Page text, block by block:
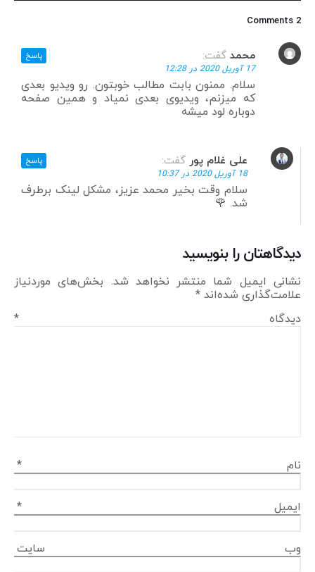
2 Comments
محمد گفت:
17 آوریل 2020 در 12:28
سلام. ممنون بابت مطالب خوبتون. رو ویدیو بعدی
که میزنم، ویدیوی بعدی نمیاد و همین صفحه
دوباره لود میشه
پاسخ
علی غلام پور گفت:
18 آوریل 2020 در 10:37
سلام وقت بخیر محمد عزیز، مشکل لینک برطرف
شد. 🌹
پاسخ
دیدگاهتان را بنویسید
نشانی ایمیل شما منتشر نخواهد شد. بخش‌های موردنیاز
علامت‌گذاری شده‌اند *
دیدگاه *
نام *
ایمیل *
وب‌ سایت